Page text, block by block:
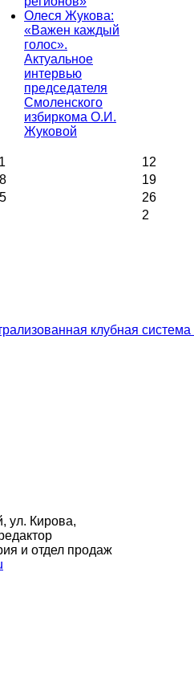
Олеся Жукова:
«Важен каждый
голос».
Актуальное
интервью
председателя
Смоленского
избиркома О.И.
Жуковой
12
19
26
2
клубная
ул. Кирова,
и отдел продаж